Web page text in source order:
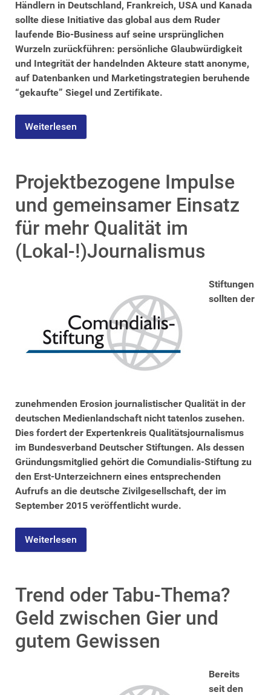
Händlern in Deutschland, Frankreich, USA und Kanada
sollte diese Initiative das global aus dem Ruder
laufende Bio-Business auf seine ursprünglichen
Wurzeln zurückführen: persönliche Glaubwürdigkeit
und Integrität der handelnden Akteure statt anonyme,
auf Datenbanken und Marketingstrategien beruhende
“gekaufte” Siegel und Zertifikate.
Weiterlesen
Projektbezogene Impulse
und gemeinsamer Einsatz
für mehr Qualität im
(Lokal-!)Journalismus
Stiftungen
sollten der
zunehmenden Erosion journalistischer Qualität in der
deutschen Medienlandschaft nicht tatenlos zusehen.
Dies fordert der Expertenkreis Qualitätsjournalismus
im Bundesverband Deutscher Stiftungen. Als dessen
Gründungsmitglied gehört die Comundialis-Stiftung zu
den Erst-Unterzeichnern eines entsprechenden
Aufrufs an die deutsche Zivilgesellschaft, der im
September 2015 veröffentlicht wurde.
Weiterlesen
Trend oder Tabu-Thema?
Geld zwischen Gier und
gutem Gewissen
Bereits
seit den